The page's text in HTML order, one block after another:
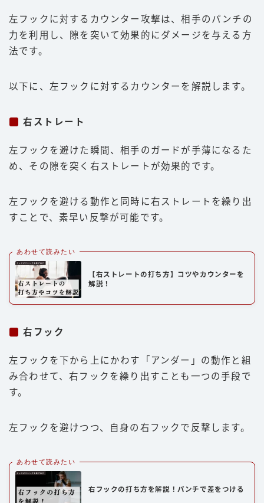
左フックに対するカウンター攻撃は、相手のパンチの
力を利用し、隙を突いて効果的にダメージを与える方
法です。
以下に、左フックに対するカウンターを解説します。
右ストレート
左フックを避けた瞬間、相手のガードが手薄になるた
め、その隙を突く右ストレートが効果的です。
左フックを避ける動作と同時に右ストレートを繰り出
すことで、素早い反撃が可能です。
あわせて読みたい
【右ストレートの打ち方】コツやカウンターを
解説！
右フック
左フックを下から上にかわす「アンダー」の動作と組
み合わせて、右フックを繰り出すことも一つの手段で
す。
左フックを避けつつ、自身の右フックで反撃します。
あわせて読みたい
右フックの打ち方を解説！パンチで差をつける